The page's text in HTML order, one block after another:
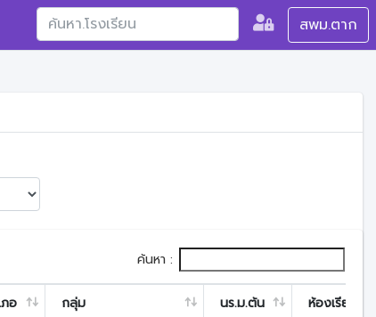
สพม.ตาก
ค้นหา :
ภอ กลุ่ม นร.ม.ต้น
ห้องเรียน